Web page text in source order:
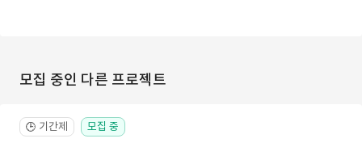
모집 중인 다른 프로젝트
🕒 기간제 모집 중